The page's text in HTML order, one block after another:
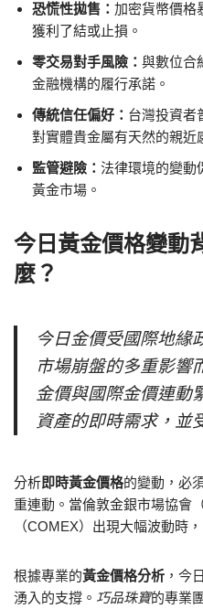
恐慌性拋售： 加密貨幣價格
獲利了結或止損。
零交易對手風險： 與數位合
金融機構的履行承諾。
傳統信任偏好： 台灣投資者
對實體貴金屬有天然的親近
監管避險： 法律環境的變動
黃金市場。
今日黃金價格變動
麼？
今日金價受國際地緣
市場崩盤的多重影響
金價與國際金價連動
資產的即時需求，並
分析即時黃金價格的變動，必
重連動。當倫敦金銀市場協會
（COMEX）出現大幅波動時
根據專業的黃金價格分析 ，今
湧入的支撐。 巧品珠寶的專業